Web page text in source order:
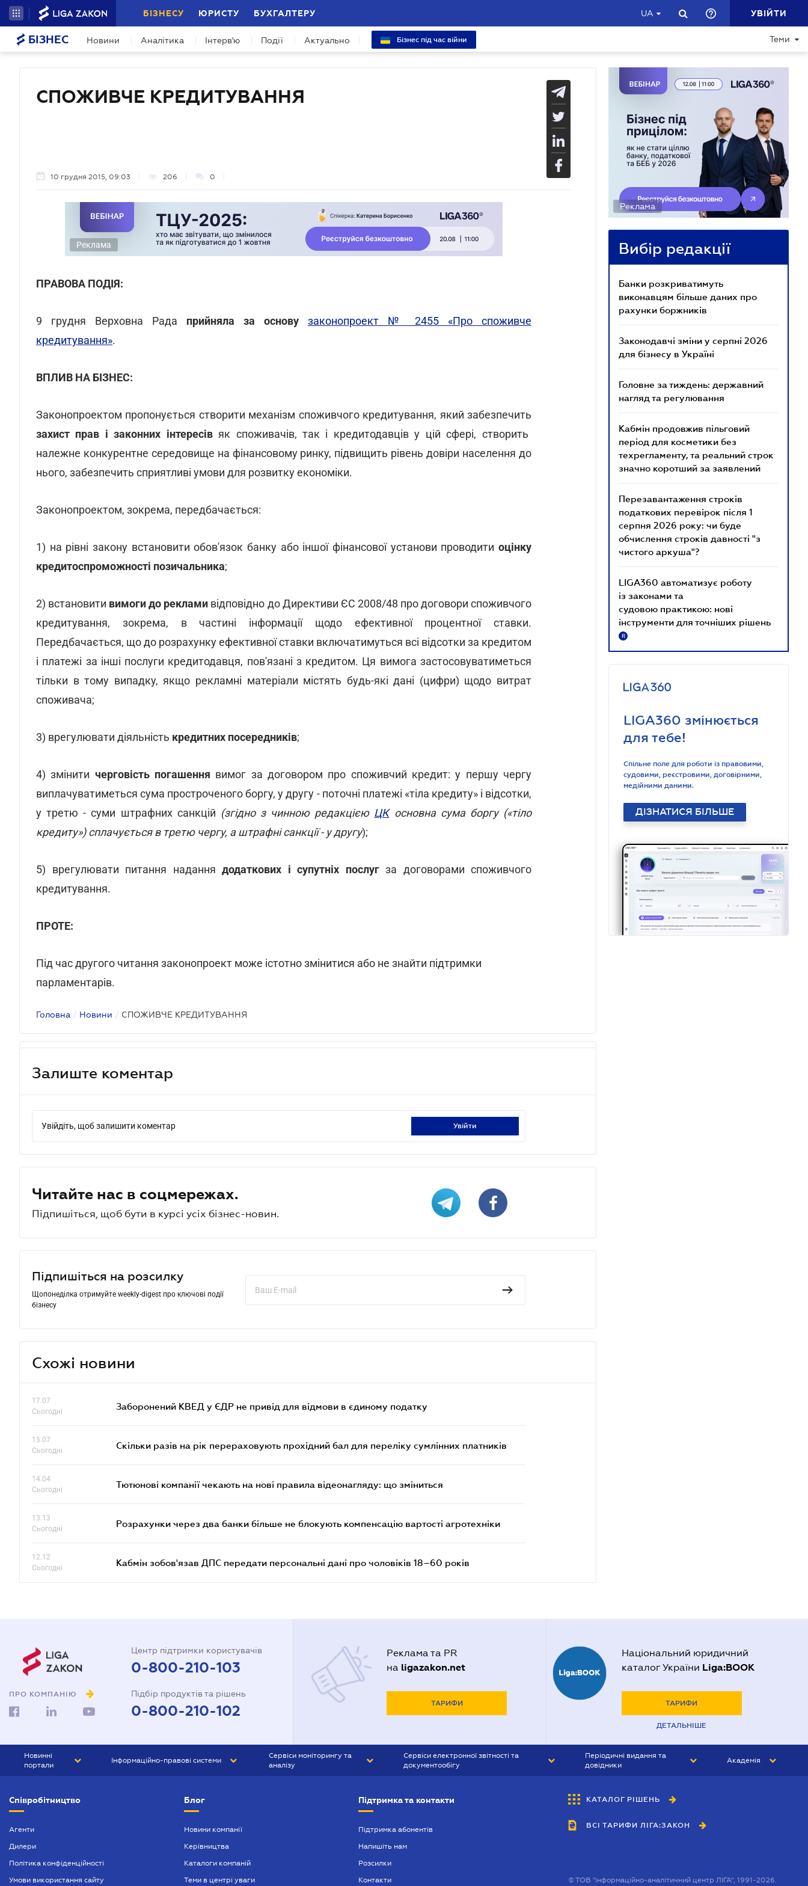
БІЗНЕСУ ЮРИСТУ БУХГАЛТЕРУ UA УВІЙТИ
БІЗНЕС Новини Аналітика Інтерв'ю Події Актуально Бізнес під час війни Теми
СПОЖИВЧЕ КРЕДИТУВАННЯ
10 грудня 2015, 09:03 206 0
Реклама
ПРАВОВА ПОДІЯ:
9 грудня Верховна Рада прийняла за основу
законопроект № 2455 «Про споживче
кредитування».
ВПЛИВ НА БІЗНЕС:
Законопроектом пропонується створити механізм споживчого кредитування, який забезпечить
захист прав і законних інтересівяк споживачів, так і кредитодавців у цій сфері, створить
належне конкурентне середовище на фінансовому ринку, підвищить рівень довіри населення до
нього, забезпечить сприятливі умови для розвитку економіки.
Законопроектом, зокрема, передбачається:
1) на рівні закону встановити обов'язок банку або іншої фінансової установи проводити оцінку
кредитоспроможності позичальника;
2) встановити вимоги до реклами відповідно до Директиви ЄС 2008/48 про договори споживчого
кредитування, зокрема, в частині інформації щодо ефективної процентної ставки.
Передбачається, що до розрахунку ефективної ставки включатимуться всі відсотки за кредитом
і платежі за інші послуги кредитодавця, пов'язані з кредитом. Ця вимога застосовуватиметься
тільки в тому випадку, якщо рекламні матеріали містять будь-які дані (цифри) щодо витрат
споживача;
3) врегулювати діяльність кредитних посередників;
4) змінити черговість погашення вимог за договором про споживчий кредит: у першу чергу
виплачуватиметься сума простроченого боргу, у другу - поточні платежі «тіла кредиту» і відсотки,
у третю - суми штрафних санкцій (згідно з чинною редакцією ЦКосновна сума боргу («тіло
кредиту») сплачується в третю чергу, а штрафні санкції - у другу);
5) врегулювати питання надання додаткових і супутніх послугза договорами споживчого
кредитування.
ПРОТЕ:
Під час другого читання законопроект може істотно змінитися або не знайти підтримки
парламентарів.
Головна / Новини / СПОЖИВЧЕ КРЕДИТУВАННЯ
Залиште коментар
Увійдіть, щоб залишити коментар увійти
Читайте нас в соцмережах.
Підпишіться, щоб бути в курсі усіх бізнес-новин.
Підпишіться на розсилку
Щопонеділка отримуйте weekly-digest про ключові події
бізнесу
Схожі новини
17.07
Сьогодні
Заборонений КВЕД у ЄДР не привід для відмови в єдиному податку
15.07
Сьогодні
Скільки разів на рік перераховують прохідний бал для переліку сумлінних платників
14.04
Сьогодні
Тютюнові компанії чекають на нові правила відеонагляду: що зміниться
13.13
Сьогодні
Розрахунки через два банки більше не блокують компенсацію вартості агротехніки
12.12
Сьогодні
Кабмін зобов'язав ДПС передати персональні дані про чоловіків 18–60 років
Реклама
Вибір редакції
Банки розкриватимуть
виконавцям більше даних про
рахунки боржників
Законодавчі зміни у серпні 2026
для бізнесу в Україні
Головне за тиждень: державний
нагляд та регулювання
Кабмін продовжив пільговий
період для косметики без
техрегламенту, та реальний строк
значно коротший за заявлений
Перезавантаження строків
податкових перевірок після 1
серпня 2026 року: чи буде
обчислення строків давності "з
чистого аркуша"?
LIGA360 автоматизує роботу
із законами та
судовою практикою: нові
інструменти для точніших рішень
R
LIGA360 змінюється
для тебе!
Спільне поле для роботи із правовими,
судовими, реєстровими, договірними,
медійними даними.
ДІЗНАТИСЯ БІЛЬШЕ
ПРО КОМПАНІЮ
Центр підтримки користувачів
0-800-210-103
Підбір продуктів та рішень
0-800-210-102
Реклама та PR
на ligazakon.net
ТАРИФИ
Національний юридичний
каталог України Liga:BOOK
ТАРИФИ
ДЕТАЛЬНІШЕ
Новинні
портали
БІЗНЕС
Інформаційно-правові системи
БУХГАЛТЕР ПРОФ
Сервіси моніторингу та
аналізу
Сервіси електронної звітності та
документообігу
Періодичні видання та
довідники
БУХГАЛТЕР&ЗАКОН
ВІСНИК МСФЗ
Академія
Співробітництво
Агенти
Дилери
Політика конфіденційності
Умови використання сайту
Блог
Новини компанії
Керівництва
Каталоги компаній
Теми в центрі уваги
Підтримка та контакти
Підтримка абонентів
Напишіть нам
Розсилки
Контакти
КАТАЛОГ РІШЕНЬ
ВСІ ТАРИФИ ЛІГА:ЗАКОН
©ТОВ "інформаційно-аналітичний центр ЛІГА", 1991-2026.